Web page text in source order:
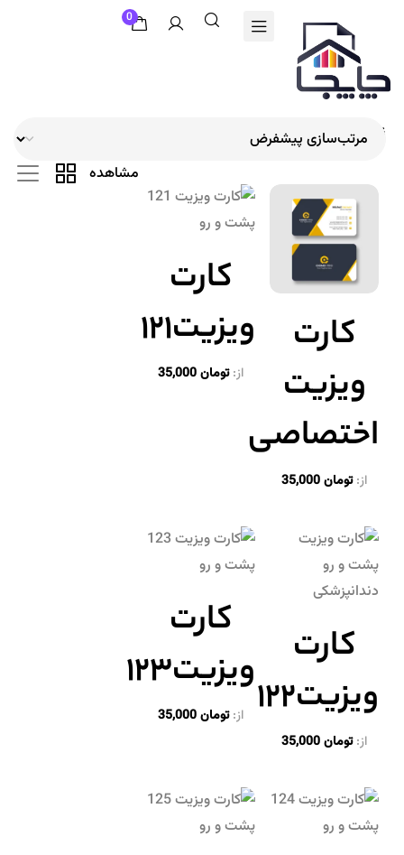
0
نمایش 1–12 از 20 نتیجه
مشاهده
کارت
ویزیت
اختصاصی
از:تومان
کارت
ویزیت۱۲۱
از:تومان
کارت
ویزیت۱۲۲
از:تومان
کارت
ویزیت۱۲۳
از:تومان